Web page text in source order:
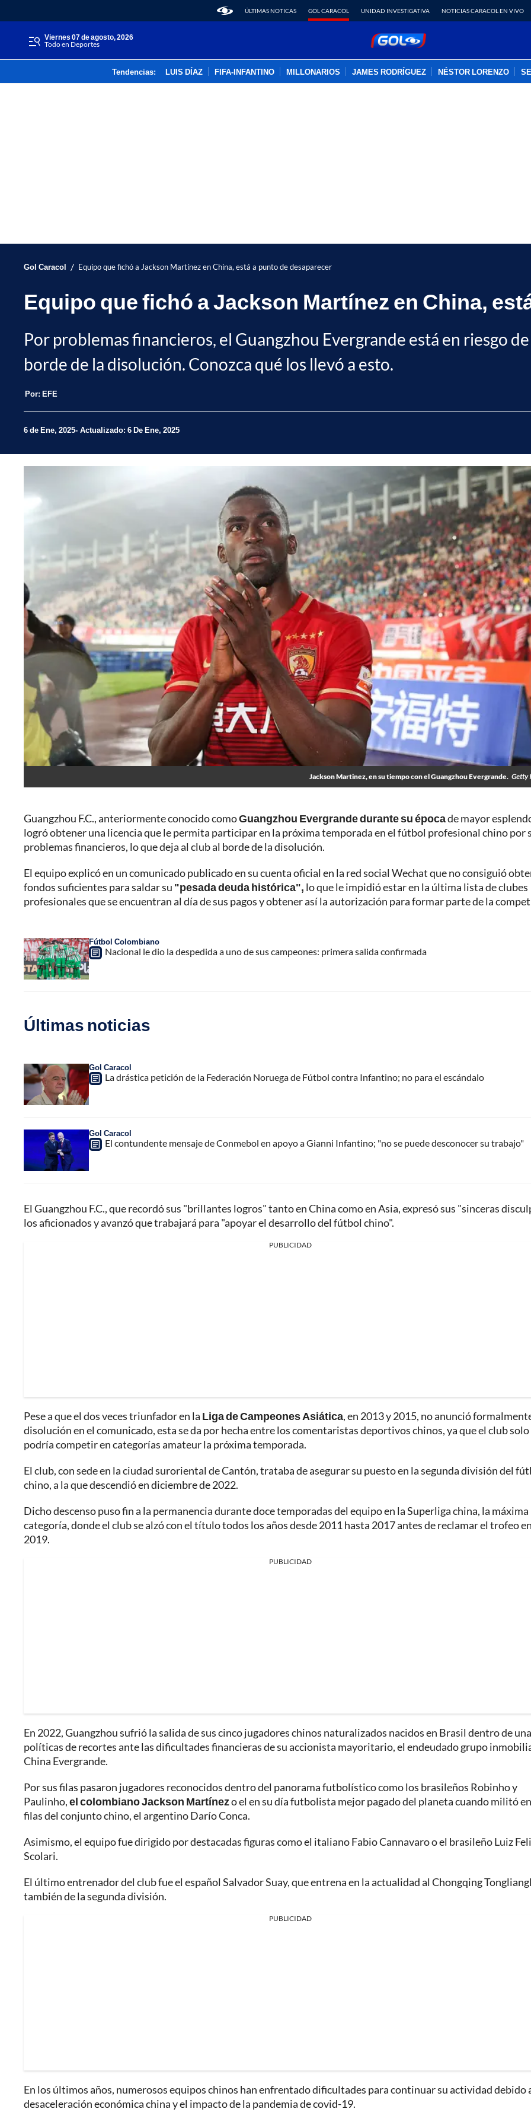
ÚLTIMAS NOTICAS GOL CARACOL UNIDAD INVESTIGATIVA NOTICIAS CARACOL EN VIVO
viernes 07 de agosto, 2026
Todo en Deportes
Tendencias: LUIS DÍAZ FIFA-INFANTINO MILLONARIOS JAMES RODRÍGUEZ NÉSTOR LORENZO
Gol Caracol / Equipo que fichó a Jackson Martínez en China, está a punto de desaparecer
Equipo que fichó a Jackson Martínez en China,
Por problemas financieros, el Guangzhou Evergrande está en riesgo
borde de la disolución. Conozca qué los llevó a esto.
Por: EFE
6 de Ene, 2025 Actualizado: 6 De Ene, 2025
Jackson Martinez, en su tiempo con el Guangzhou Evergrande. Getty
Guangzhou F.C., anteriormente conocido comoGuangzhou Evergrande durante su épocade mayor
logró obtener una licencia que le permita participar en la próxima temporada en el fútbol profesional chino por
problemas financieros, lo que deja al club al borde de la disolución.
El equipo explicó en un comunicado publicado en su cuenta oficial en la red social Wechat que no consiguió
fondos suficientes para saldar su "pesada deuda histórica", lo que le impidió estar en la última lista de clubes
profesionales que se encuentran al día de sus pagos y obtener así la autorización para formar parte de la
Fútbol Colombiano
Nacional le dio la despedida a uno de sus campeones: primera salida confirmada
Últimas noticias
Gol Caracol
La drástica petición de la Federación Noruega de Fútbol contra Infantino; no para el escándalo
Gol Caracol
El contundente mensaje de Conmebol en apoyo a Gianni Infantino; "no se puede desconocer su trabajo"
El Guangzhou F.C., que recordó sus "brillantes logros" tanto en China como en Asia, expresó sus "sinceras
los aficionados y avanzó que trabajará para "apoyar el desarrollo del fútbol chino".
PUBLICIDAD
Pese a que el dos veces triunfador en la Liga de Campeones Asiática, en 2013 y 2015, no anunció
disolución en el comunicado, esta se da por hecha entre los comentaristas deportivos chinos, ya que el club solo
podría competir en categorías amateur la próxima temporada.
El club, con sede en la ciudad suroriental de Cantón, trataba de asegurar su puesto en la segunda división del
chino, a la que descendió en diciembre de 2022.
Dicho descenso puso fin a la permanencia durante doce temporadas del equipo en la Superliga china, la máxima
categoría, donde el club se alzó con el título todos los años desde 2011 hasta 2017 antes de reclamar el trofeo en
2019.
PUBLICIDAD
En 2022, Guangzhou sufrió la salida de sus cinco jugadores chinos naturalizados nacidos en Brasil dentro de
políticas de recortes ante las dificultades financieras de su accionista mayoritario, el endeudado grupo
China Evergrande.
Por sus filas pasaron jugadores reconocidos dentro del panorama futbolístico como los brasileños Robinho y
Paulinho,el colombiano Jackson Martínezo el en su día futbolista mejor pagado del planeta cuando militó
filas del conjunto chino, el argentino Darío Conca.
Asimismo, el equipo fue dirigido por destacadas figuras como el italiano Fabio Cannavaro o el brasileño Luiz
Scolari.
El último entrenador del club fue el español Salvador Suay, que entrena en la actualidad al Chongqing
también de la segunda división.
PUBLICIDAD
En los últimos años, numerosos equipos chinos han enfrentado dificultades para continuar su actividad debido
desaceleración económica china y el impacto de la pandemia de covid-19.